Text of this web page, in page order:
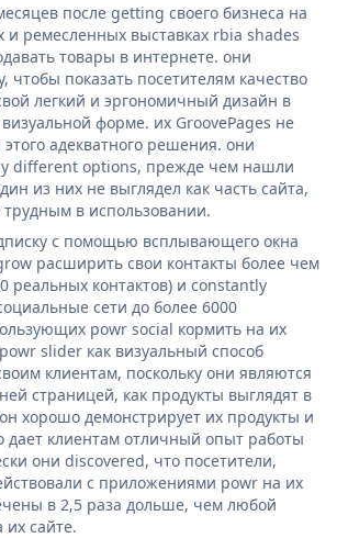
после getting своего бизнеса на
и ремесленных выставках rbia shades
товары в интернете. они
показать посетителям качество
легкий и эргономичный дизайн в
форме. их GroovePages не
адекватного решения. они
different options, прежде чем нашли
из них не выглядел как часть сайта,
в использовании.
с помощью всплывающего окна
расширить свои контакты более чем
реальных контактов) и constantly
сети до более 6000
powr social кормить на их
slider как визуальный способ
клиентам, поскольку они являются
страницей, как продукты выглядят в
хорошо демонстрирует их продукты и
дает клиентам отличный опыт работы
они discovered, что посетители,
с приложениями powr на их
в 2,5 раза дольше, чем любой
их сайте.